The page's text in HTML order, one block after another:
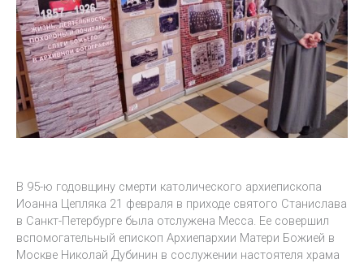
В 95-ю годовщину смерти католического архиепископа
Иоанна Цепляка 21 февраля в приходе святого Станислава
в Санкт-Петербурге была отслужена Месса. Ее совершил
вспомогательный епископ Архиепархии Матери Божией в
Москве Николай Дубинин в сослужении настоятеля храма